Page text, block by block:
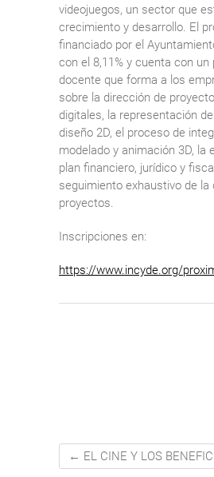
videojuegos, un sector que
crecimiento y desarrollo. El
financiado por el
con el 8,11% y cuenta con un
docente que forma a los
sobre la dirección de
digitales, la representación
diseño 2D, el proceso de
modelado y animación 3D, la
plan financiero, jurídico y
seguimiento exhaustivo de la
proyectos.
Inscripciones en:
https://www.incyde.org/
← EL CINE Y LOS